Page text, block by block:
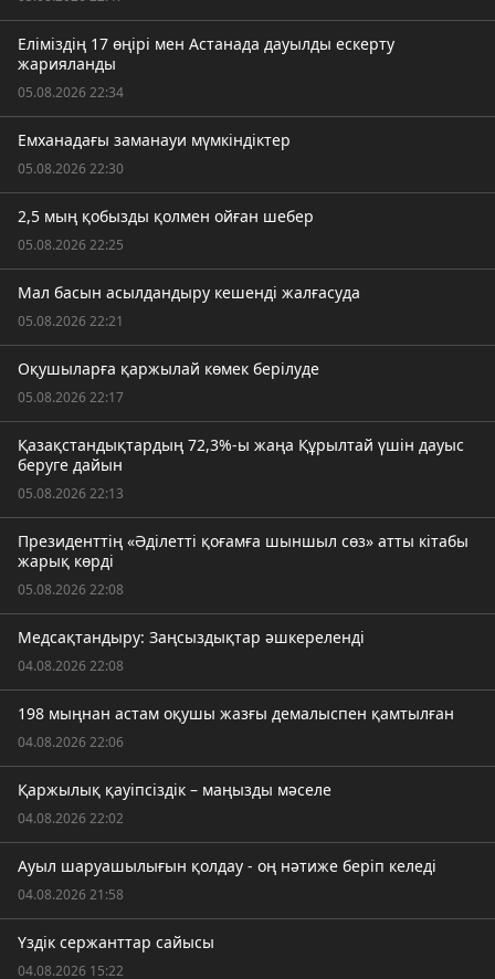
Еліміздің 17 өңірі мен Астанада дауылды ескерту
жарияланды
05.08.2026 22:34
Емханадағы заманауи мүмкіндіктер
05.08.2026 22:30
2,5 мың қобызды қолмен ойған шебер
05.08.2026 22:25
Мал басын асылдандыру кешенді жалғасуда
05.08.2026 22:21
Оқушыларға қаржылай көмек берілуде
05.08.2026 22:17
Қазақстандықтардың 72,3%-ы жаңа Құрылтай үшін дауыс
беруге дайын
05.08.2026 22:13
Президенттің «Әділетті қоғамға шыншыл сөз» атты кітабы
жарық көрді
05.08.2026 22:08
Медсақтандыру: Заңсыздықтар әшкереленді
04.08.2026 22:08
198 мыңнан астам оқушы жазғы демалыспен қамтылған
04.08.2026 22:06
Қаржылық қауіпсіздік – маңызды мәселе
04.08.2026 22:02
Ауыл шаруашылығын қолдау - оң нәтиже беріп келеді
04.08.2026 21:58
Үздік сержанттар сайысы
04.08.2026 15:22